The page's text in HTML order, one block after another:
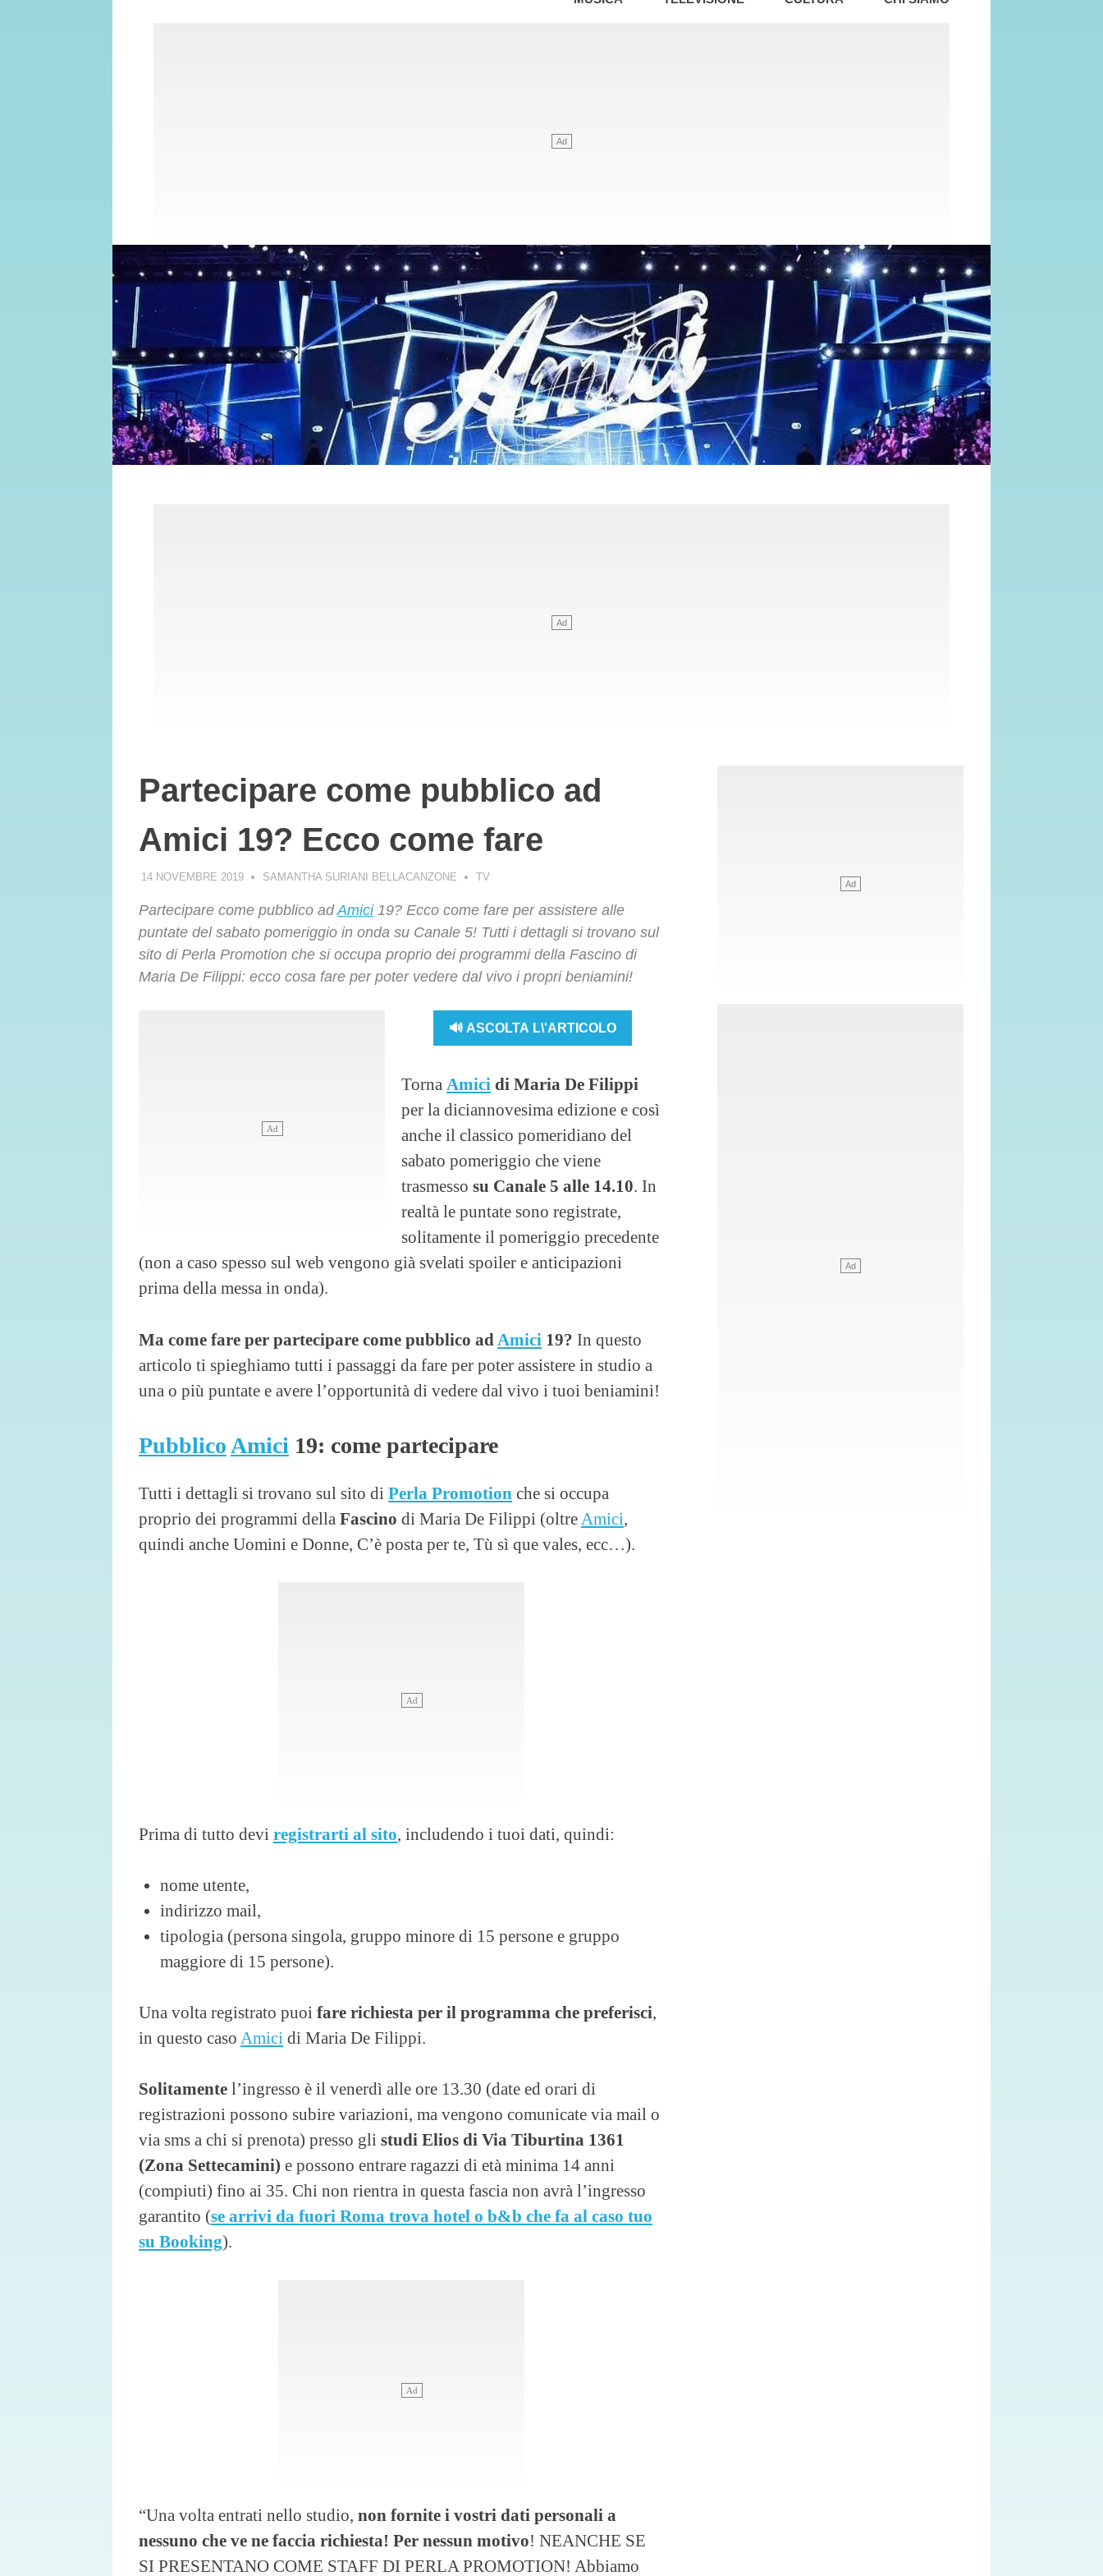
Partecipare come pubblico ad
Amici 19? Ecco come fare
14 NOVEMBRE 2019 SAMANTHA SURIANI BELLACANZONE TV
Partecipare come pubblico adAmici19? Ecco come fare per assistere alle
puntate del sabato pomeriggio in onda su Canale 5! Tutti i dettagli si trovano sul
sito di Perla Promotion che si occupa proprio dei programmi della Fascino di
Maria De Filippi: ecco cosa fare per poter vedere dal vivo i propri beniamini!
🔊 ASCOLTA L\'ARTICOLO
Torna Amici di Maria De Filippi
per la diciannovesima edizione e così
anche il classico pomeridiano del
sabato pomeriggio che viene
trasmesso su Canale 5 alle 14.10. In
realtà le puntate sono registrate,
solitamente il pomeriggio precedente
(non a caso spesso sul web vengono già svelati spoiler e anticipazioni
prima della messa in onda).
Ma come fare per partecipare come pubblico ad Amici 19? In questo
articolo ti spieghiamo tutti i passaggi da fare per poter assistere in studio a
una o più puntate e avere l’opportunità di vedere dal vivo i tuoi beniamini!
Pubblico Amici 19: come partecipare
Tutti i dettagli si trovano sul sito di Perla Promotion che si occupa
proprio dei programmi della Fascino di Maria De Filippi (oltre Amici,
quindi anche Uomini e Donne, C’è posta per te, Tù sì que vales, ecc…).
Prima di tutto devi registrarti al sito, includendo i tuoi dati, quindi:
nome utente,
indirizzo mail,
tipologia (persona singola, gruppo minore di 15 persone e gruppo
maggiore di 15 persone).
Una volta registrato puoi fare richiesta per il programma che preferisci,
in questo caso Amici di Maria De Filippi.
Solitamente l’ingresso è il venerdì alle ore 13.30 (date ed orari di
registrazioni possono subire variazioni, ma vengono comunicate via mail o
via sms a chi si prenota) presso gli studi Elios di Via Tiburtina 1361
(Zona Settecamini) e possono entrare ragazzi di età minima 14 anni
(compiuti) fino ai 35. Chi non rientra in questa fascia non avrà l’ingresso
garantito (se arrivi da fuori Roma trova hotel o b&b che fa al caso tuo
su Booking).
“Una volta entrati nello studio, non fornite i vostri dati personali a
nessuno che ve ne faccia richiesta! Per nessun motivo! NEANCHE SE
SI PRESENTANO COME STAFF DI PERLA PROMOTION! Abbiamo